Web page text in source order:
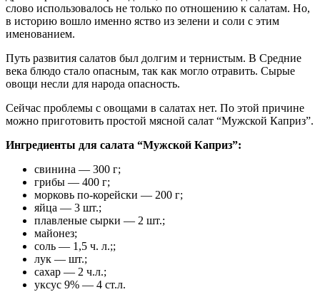
слово использовалось не только по отношению к салатам. Но,
в историю вошло именно яство из зелени и соли с этим
именованием.
Путь развития салатов был долгим и тернистым. В Средние
века блюдо стало опасным, так как могло отравить. Сырые
овощи несли для народа опасность.
Сейчас проблемы с овощами в салатах нет. По этой причине
можно приготовить простой мясной салат “Мужской Каприз”.
Ингредиенты для салата “Мужской Каприз”:
свинина — 300 г;
грибы — 400 г;
морковь по-корейски — 200 г;
яйца — 3 шт.;
плавленые сырки — 2 шт.;
майонез;
соль — 1,5 ч. л.;;
лук — шт.;
сахар — 2 ч.л.;
уксус 9% — 4 ст.л.